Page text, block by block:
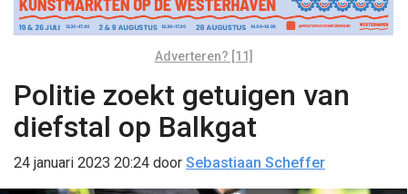
Adverteren? [11]
Politie zoekt getuigen van
diefstal op Balkgat
24 januari 2023 20:24 door Sebastiaan Scheffer